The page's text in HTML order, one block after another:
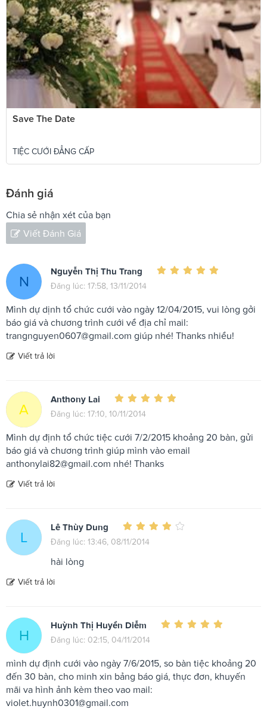
Save The Date
TIỆC CƯỚI ĐẲNG CẤP
Đánh giá
Chia sẻ nhận xét của bạn
Viết Đánh Giá
N
Nguyễn Thị Thu Trang
Đăng lúc: 17:58, 13/11/2014
Mình dự dịnh tổ chức cưới vào ngày 12/04/2015, vui lòng gởi
báo giá và chương trình cưới về địa chỉ mail:
trangnguyen0607@gmail.com giúp nhé! Thanks nhiều!
Viết trả lời
A
Anthony Lai
Đăng lúc: 17:10, 10/11/2014
Mình dự định tổ chức tiệc cưới 7/2/2015 khoảng 20 bàn, gửi
báo giá và chương trình giúp mình vào email
anthonylai82@gmail.com nhé! Thanks
Viết trả lời
L
Lê Thùy Dung
Đăng lúc: 13:46, 08/11/2014
hài lòng
Viết trả lời
H
Huỳnh Thị Huyền Diễm
Đăng lúc: 02:15, 04/11/2014
mình dự định cưới vào ngày 7/6/2015, so bàn tiệc khoảng 20
đến 30 bàn, cho minh xin bảng báo giá, thực đơn, khuyến
mãi va hình ảnh kèm theo vao mail:
violet.huynh0301@gmail.com